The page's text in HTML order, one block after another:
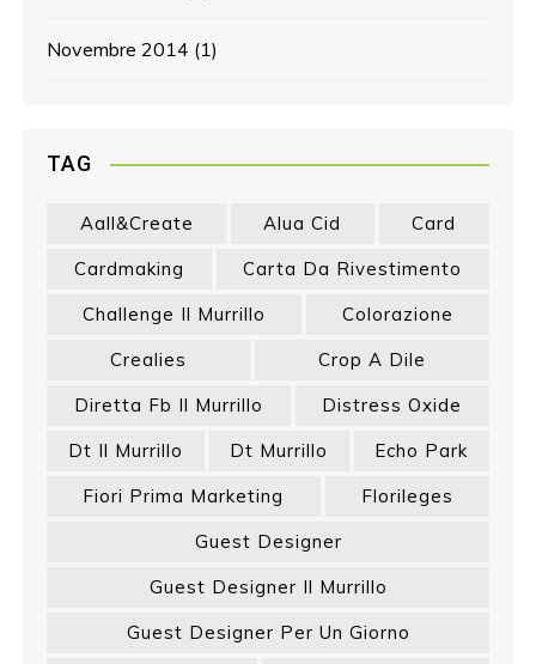
Novembre 2014 (1)
TAG
Aall&create Alua Cid
Card
Cardmaking
Carta Da Rivestimento
Challenge Il Murrillo
Colorazione
Crealies
Crop A Dile
Diretta Fb Il Murrillo
Distress Oxide
Dt Il Murrillo
Dt Murrillo
Echo Park
Fiori Prima Marketing
Florileges
Guest Designer
Guest Designer Il Murrillo
Guest Designer Per Un Giorno